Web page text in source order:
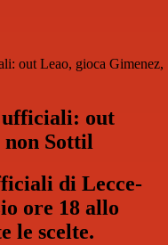
out Leao, gioca Gimenez,
out
Sottil
di Lecce-
ore 18 allo
le scelte.